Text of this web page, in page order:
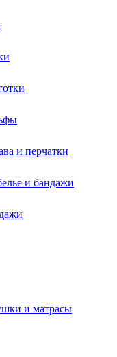
и перчатки
и бандажи
и матрасы